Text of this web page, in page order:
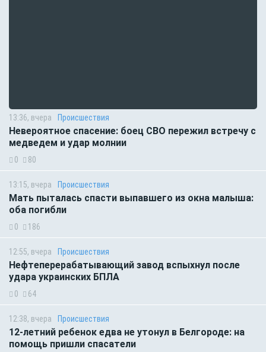
13:36, вчера Происшествия
Невероятное спасение: боец СВО пережил встречу с
медведем и удар молнии
0 80
13:15, вчера Происшествия
Мать пыталась спасти выпавшего из окна малыша:
оба погибли
0 186
12:55, вчера Происшествия
Нефтеперерабатывающий завод вспыхнул после
удара украинских БПЛА
0 64
12:38, вчера Происшествия
12-летний ребенок едва не утонул в Белгороде: на
помощь пришли спасатели